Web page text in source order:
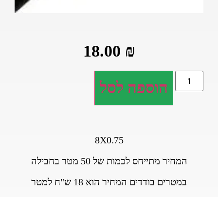
18.00₪
הוספה לסל
8X0.75
המחיר מתייחס לכמות של 50 מטר בחבילה
במטרים בודדים המחיר הוא 18 ש"ח למטר